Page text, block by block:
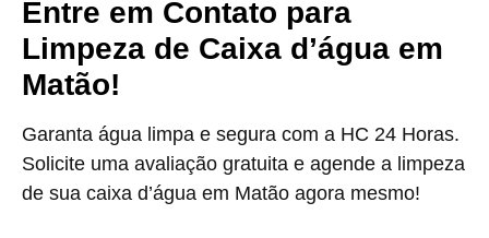
Entre em Contato para
Limpeza de Caixa d’água em
Matão!
Garanta água limpa e segura com a HC 24 Horas.
Solicite uma avaliação gratuita e agende a limpeza
de sua caixa d’água em Matão agora mesmo!